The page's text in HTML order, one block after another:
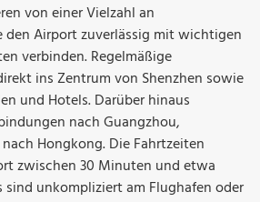
von einer Vielzahl an
den Airport zuverlässig mit wichtigen
verbinden. Regelmäßige
ins Zentrum von Shenzhen sowie
und Hotels. Darüber hinaus
nach Guangzhou,
Hongkong. Die Fahrtzeiten
zwischen 30 Minuten und etwa
sind unkompliziert am Flughafen oder